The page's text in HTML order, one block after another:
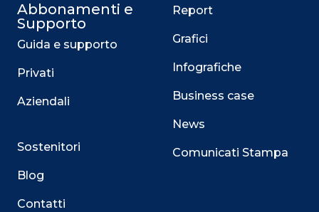
Abbonamenti e
Supporto
Guida e supporto
Privati
Aziendali
Sostenitori
Blog
Contatti
Report
Grafici
Infografiche
Business case
News
Comunicati Stampa